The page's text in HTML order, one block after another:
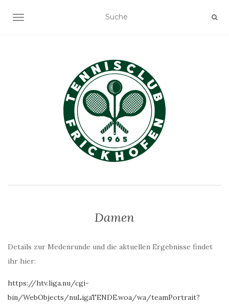
NAVIGATION EIN-/AUSSCHALTEN
Damen
Details zur Medenrunde und die aktuellen Ergebnisse findet
ihr hier:
https://htv.liga.nu/cgi-
bin/WebObjects/nuLigaTENDE.woa/wa/teamPortrait?